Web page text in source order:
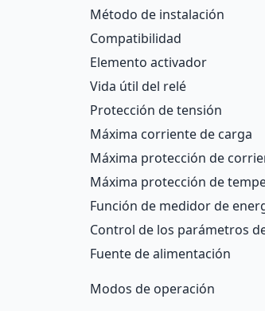
Método de instalación
Compatibilidad
Elemento activador
Vida útil del relé
Protección de tensión
Máxima corriente de carga
Máxima protección de
Máxima protección de
Función de medidor de
Control de los parámetros
Fuente de alimentación
Modos de operación